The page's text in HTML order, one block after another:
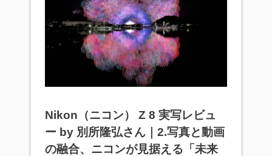
Nikon（ニコン） Z 8 実写レビュ
ー by 別所隆弘さん｜2.写真と動画
の融合、ニコンが見据える「未来